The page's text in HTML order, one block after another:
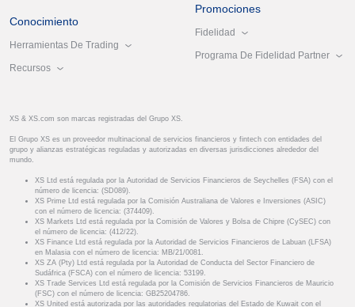
Conocimiento
Herramientas De Trading
Recursos
Promociones
Fidelidad
Programa De Fidelidad Partner
XS & XS.com son marcas registradas del Grupo XS.
El Grupo XS es un proveedor multinacional de servicios financieros y fintech con entidades del
grupo y alianzas estratégicas reguladas y autorizadas en diversas jurisdicciones alrededor del
mundo.
XS Ltd está regulada por la Autoridad de Servicios Financieros de Seychelles (FSA) con el
número de licencia: (SD089).
XS Prime Ltd está regulada por la Comisión Australiana de Valores e Inversiones (ASIC)
con el número de licencia: (374409).
XS Markets Ltd está regulada por la Comisión de Valores y Bolsa de Chipre (CySEC) con
el número de licencia: (412/22).
XS Finance Ltd está regulada por la Autoridad de Servicios Financieros de Labuan (LFSA)
en Malasia con el número de licencia: MB/21/0081.
XS ZA (Pty) Ltd está regulada por la Autoridad de Conducta del Sector Financiero de
Sudáfrica (FSCA) con el número de licencia: 53199.
XS Trade Services Ltd está regulada por la Comisión de Servicios Financieros de Mauricio
(FSC) con el número de licencia: GB25204786.
XS United está autorizada por las autoridades regulatorias del Estado de Kuwait con el